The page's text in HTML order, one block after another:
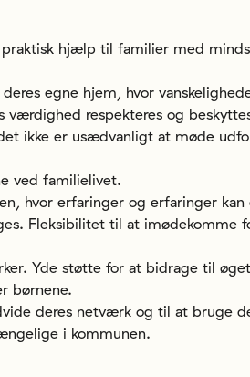
hjælp til familier med
egne hjem, hvor
værdighed respekteres og
ikke er usædvanligt at møde
ved familielivet.
hvor erfaringer og erfaringer kan
Fleksibilitet til at imødekomme
Yde støtte for at bidrage til
børnene.
deres netværk og til at bruge
i kommunen.